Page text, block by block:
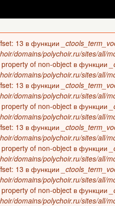
13 в функции
domains/polychoir.ru/sites/all/
of non-object в функции
domains/polychoir.ru/sites/all/
13 в функции
domains/polychoir.ru/sites/all/
of non-object в функции
domains/polychoir.ru/sites/all/
13 в функции
domains/polychoir.ru/sites/all/
of non-object в функции
domains/polychoir.ru/sites/all/
13 в функции
domains/polychoir.ru/sites/all/
of non-object в функции
domains/polychoir.ru/sites/all/